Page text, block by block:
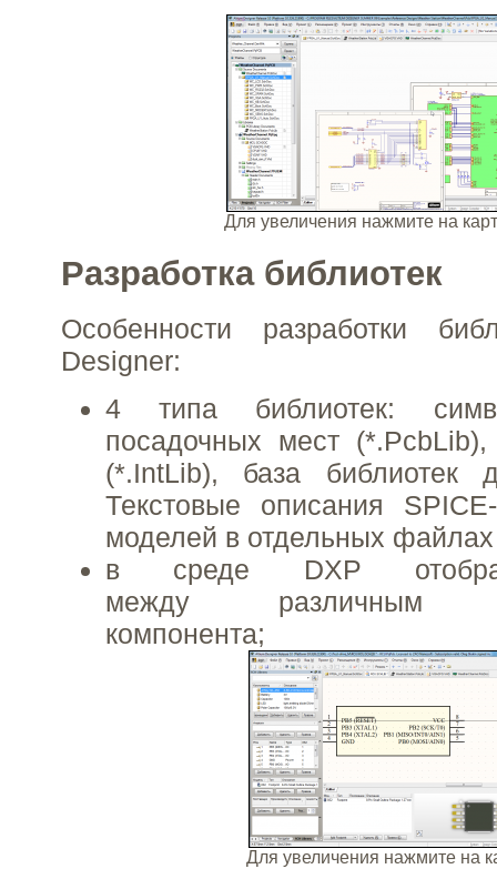
Для увеличения нажмите на
Разработка библиотек
Особенности разработки
Designer:
4 типа библиотек:
посадочных мест (*.PcbLib),
(*.IntLib), база библиотек
Текстовые описания
моделей в отдельных
в среде DXP
между различным
компонента;
Для увеличения нажмите на